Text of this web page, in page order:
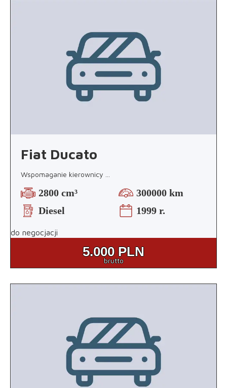
Fiat Ducato
Wspomaganie kierownicy
2800 cm³
300000 km
Diesel
1999 r.
do negocjacji
5.000 PLN
brutto